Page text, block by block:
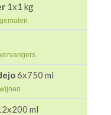
1x1 kg
6x750 ml
wijnen
ml